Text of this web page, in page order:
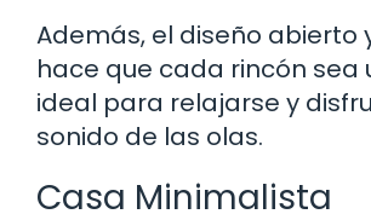
Además, el diseño abierto
hace que cada rincón sea
ideal para relajarse y
sonido de las olas.
Casa Minimalista